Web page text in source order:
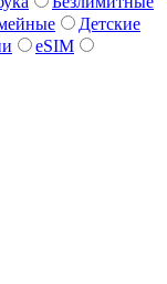
Детские
eSIM